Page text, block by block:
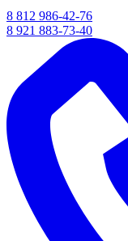
8 812 986-42-76
8 921 883-73-40